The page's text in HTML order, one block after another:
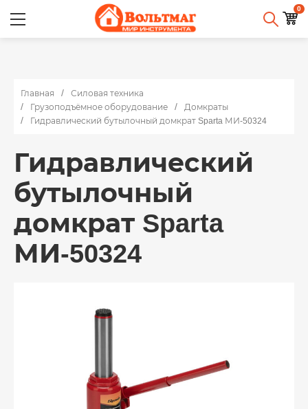
0
Главная
Силовая техника
Грузоподъёмное оборудование
Домкраты
Гидравлический бутылочный домкрат Sparta МИ-50324
Гидравлический
бутылочный
домкрат Sparta
МИ-50324